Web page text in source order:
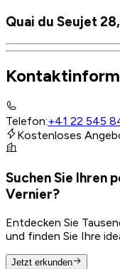
Quai du Seujet
Telefon:+41 22 545
Kostenloses
Suchen Sie Ihren
Vernier?
Entdecken Sie
und finden Sie Ihre
Jetzt erkunden